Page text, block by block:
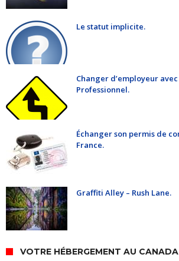
Le statut implicite.
Changer d’employeur
Professionnel.
Échanger son permis de
France.
Graffiti Alley – Rush Lane.
VOTRE HÉBERGEMENT AU CANADA